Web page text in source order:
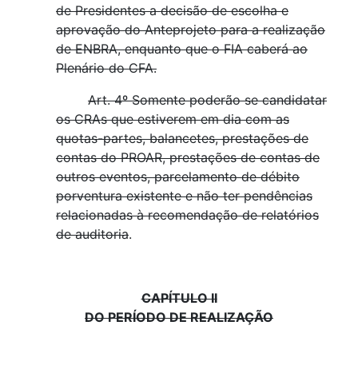
de Presidentes a decisão de escolha e
aprovação do Anteprojeto para a realização
de ENBRA, enquanto que o FIA caberá ao
Plenário do CFA.
Art. 4º Somente poderão se candidatar
os CRAs que estiverem em dia com as
quotas-partes, balancetes, prestações de
contas do PROAR, prestações de contas de
outros eventos, parcelamento de débito
porventura existente e não ter pendências
relacionadas à recomendação de relatórios
de auditoria.
CAPÍTULO II
DO PERÍODO DE REALIZAÇÃO